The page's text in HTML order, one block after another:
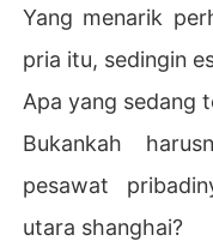
Yang menarik
pria itu, sedingin
Apa yang sedang
Bukankah
pesawat
utara shanghai?